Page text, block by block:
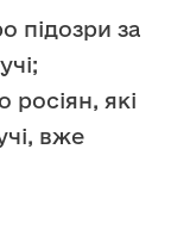
підозри за
росіян, які
вже